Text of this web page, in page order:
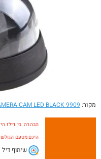
עדכונים
מקור: KAMERA CAM LED BLACK 9909
הבהרה: בי.דילז
הינם מטעם
שיתוף דיל